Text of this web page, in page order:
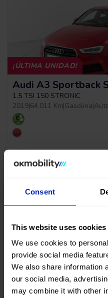
Consent
This website uses cookies
We use cookies to
provide social media
We also share information
our social media,
may combine it with other
¡ÚLTIMA UNIDAD!
Audi A3 Sportback
1.5 TSI 150 STRONIC
2019|64.011 Km|Gasolina|
¡ÚLTIMA UNIDAD!
Fiat 500c Dolcevita